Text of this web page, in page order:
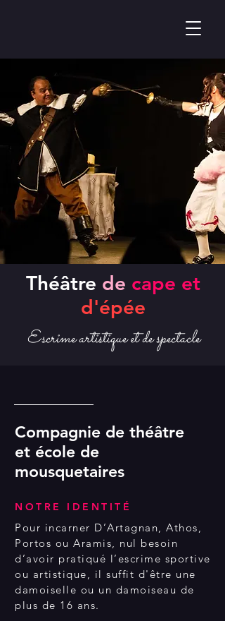
Théâtre de cape et
d'épée
Escrime artistique et de spectacle
Compagnie de théâtre
et école de
mousquetaires
NOTRE IDENTITÉ
Pour incarner D’Artagnan, Athos,
Portos ou Aramis, nul besoin
d’avoir pratiqué l’escrime sportive
ou artistique, il suffit d'être une
damoiselle ou un damoiseau de
plus de 16 ans.